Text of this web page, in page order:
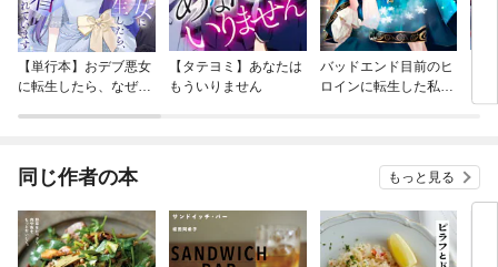
【単行本】おデブ悪女
に転生したら、なぜか
【タテヨミ】あなたは
もういりません
バッドエンド目前のヒ
ロインに転生した私、
同じ作者の本 もっと見る